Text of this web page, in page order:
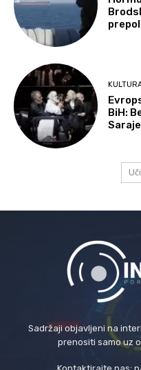
BiH:
Sadržaji objavljeni na
prenositi samo uz